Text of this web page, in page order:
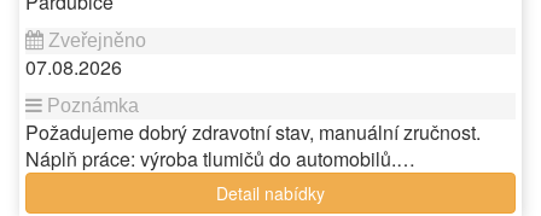
07.08.2026
Požadujeme dobrý zdravotní stav, manuální zručnost.
Náplň práce: výroba tlumičů do automobilů.…
Detail nabídky